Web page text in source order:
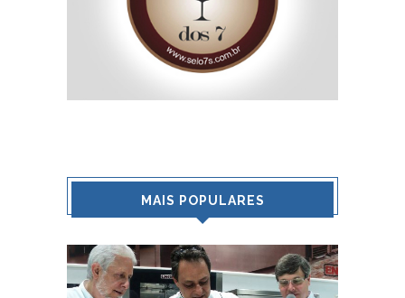
MAIS POPULARES